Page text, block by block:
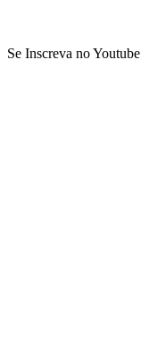
Se Inscreva no Youtube